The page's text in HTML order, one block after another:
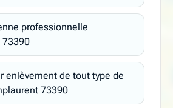
professionnelle
73390
enlèvement de tout type de
73390